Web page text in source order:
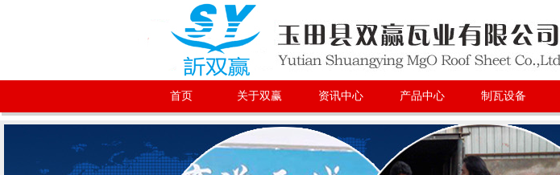
首页 关于双赢 资讯中心 产品中心 制瓦设备